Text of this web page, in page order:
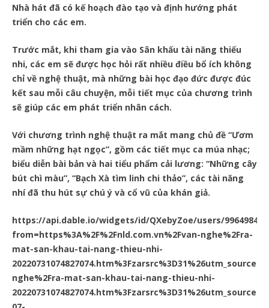
Nhà hát đã có kế hoạch đào tạo và định hướng phát
triển cho các em.
Trước mắt, khi tham gia vào Sân khấu tài năng thiếu
nhi, các em sẽ được học hỏi rất nhiều điều bổ ích không
chỉ về nghệ thuật, mà những bài học đạo đức được đúc
kết sau mỗi câu chuyện, mỗi tiết mục của chương trình
sẽ giúp các em phát triển nhân cách. ​
Với chương trình nghệ thuật ra mắt mang chủ đề “Ươm
mầm những hạt ngọc”, gồm các tiết mục ca múa nhạc;
biểu diễn bài bản và hai tiểu phẩm cải lương: “Những cây
bút chì màu”, “Bạch Xà tìm linh chi thảo”, các tài năng
nhí đã thu hút sự chú ý và cổ vũ của khán giả.
https://api.dable.io/widgets/id/QXebyZoe/users/
from=https%3A%2F%2Fnld.com.vn%2Fvan-nghe%2Fra-
mat-san-khau-tai-nang-thieu-nhi-
nghe%2Fra-mat-san-khau-tai-nang-thieu-nhi-